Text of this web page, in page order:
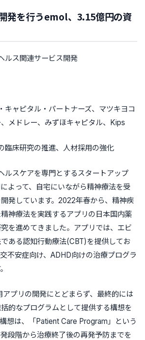
発を行うemol、3.15億円の資
ルス関連サービス開発
キャピタル・パートナーズ、マツキヨコ
メドレー、みずほキャピタル、Kips
臨床研究の推進、人材採用の強化
ルスケアを専門とするスタートアップ
よって、
自宅にいながら精神療法を受
発しています。2022年春から、精神疾
神療法を実践するアプリの日本国内薬
を進めてきました。アプリでは、エビ
ある認知行動療法(CBT)を提供してお
不安症向け、ADHD向けの治療プログラ
プリの開発にとどまらず、最終的には
的なプログラムとして提供する構想を
想は、
「Patient Care Program」
という
段階から治療終了後の再発予防までを